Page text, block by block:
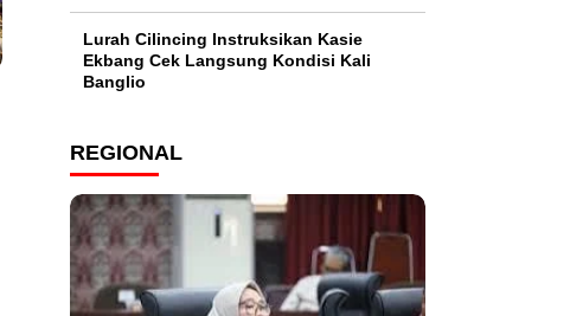
Lurah Cilincing Instruksikan Kasie
Ekbang Cek Langsung Kondisi Kali
Banglio
REGIONAL